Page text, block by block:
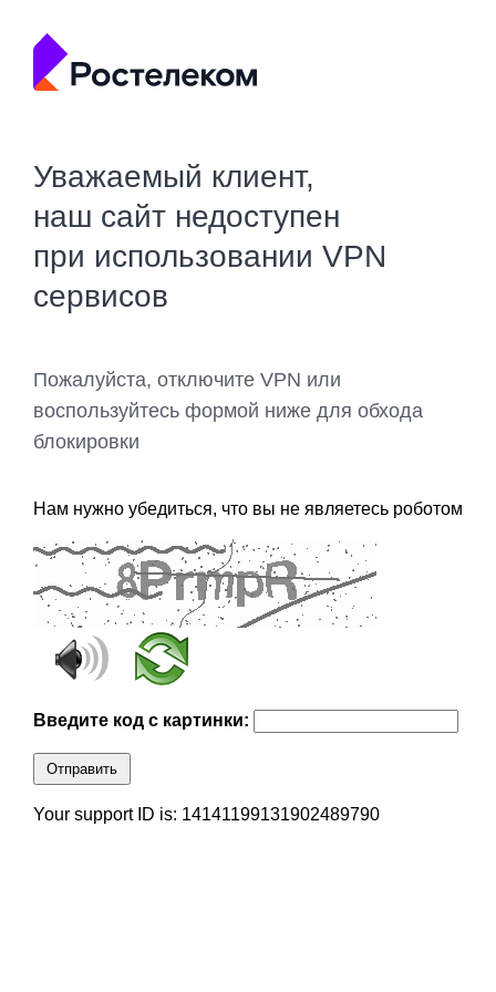
Уважаемый клиент,
наш сайт недоступен
при использовании VPN
сервисов
Пожалуйста, отключите VPN или
воспользуйтесь формой ниже для обхода
блокировки
Нам нужно убедиться, что вы не являетесь роботом
Введите код с картинки:
Отправить
Your support ID is: 14141199131902489790